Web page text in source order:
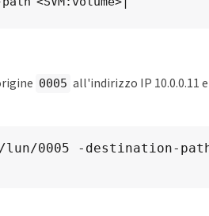
0005 all'indirizzo IP 10.0.0.11
0005 -destination-